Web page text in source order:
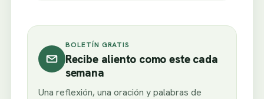
BOLETÍN GRATIS
Recibe aliento como este cada
semana
Una reflexión, una oración y palabras de